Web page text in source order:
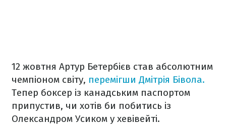
12 жовтня Артур Бетербієв став абсолютним
чемпіоном світу, перемігши Дмітрія Бівола.
Тепер боксер із канадським паспортом
припустив, чи хотів би побитись із
Олександром Усиком у хевівейті.